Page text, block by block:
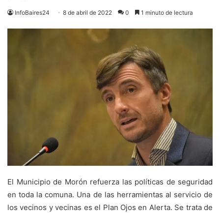
InfoBaires24 8 de abril de 2022 0 1 minuto de lectura
El Municipio de Morón refuerza las políticas de seguridad
en toda la comuna. Una de las herramientas al servicio de
los vecinos y vecinas es el Plan Ojos en Alerta. Se trata de